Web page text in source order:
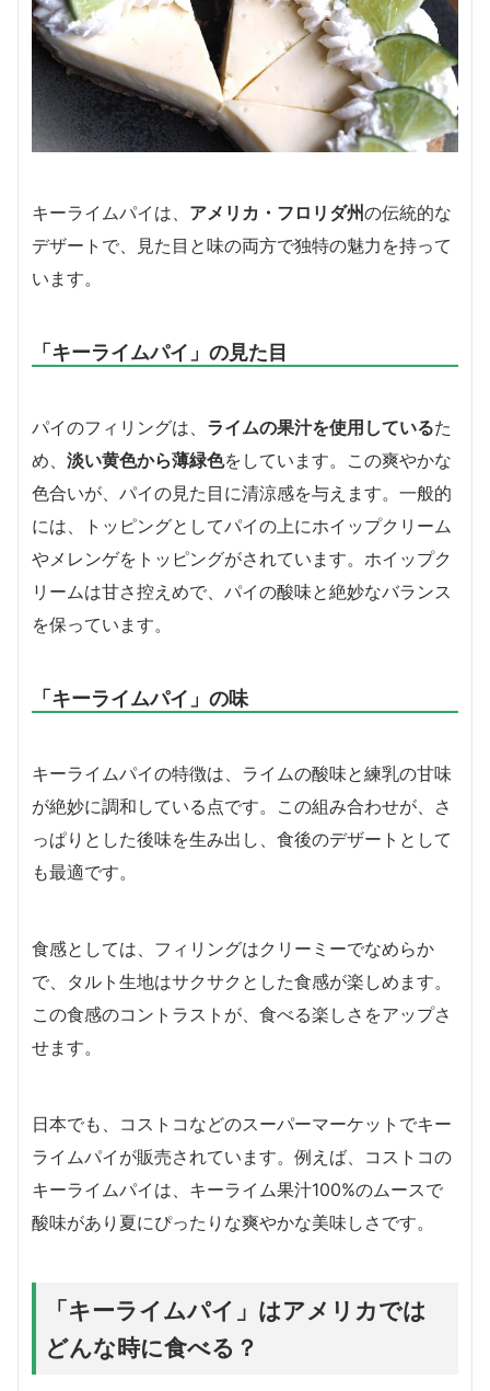
キーライムパイは、 アメリカ・フロリダ州の伝統的な
デザートで、見た目と味の両方で独特の魅力を持って
います。
「キーライムパイ」の見た目
パイのフィリングは、 ライムの果汁を使用しているた
め、 淡い黄色から薄緑色をしています。この爽やかな
色合いが、パイの見た目に清涼感を与えます。一般的
には、トッピングとしてパイの上にホイップクリーム
やメレンゲをトッピングがされています。ホイップク
リームは甘さ控えめで、パイの酸味と絶妙なバランス
を保っています。
「キーライムパイ」の味
キーライムパイの特徴は、ライムの酸味と練乳の甘味
が絶妙に調和している点です。この組み合わせが、さ
っぱりとした後味を生み出し、食後のデザートとして
も最適です。
食感としては、フィリングはクリーミーでなめらか
で、タルト生地はサクサクとした食感が楽しめます。
この食感のコントラストが、食べる楽しさをアップさ
せます。
日本でも、コストコなどのスーパーマーケットでキー
ライムパイが販売されています。例えば、コストコの
キーライムパイは、キーライム果汁100%のムースで
酸味があり夏にぴったりな爽やかな美味しさです。
「キーライムパイ」はアメリカでは
どんな時に食べる？